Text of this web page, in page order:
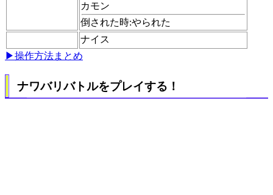
カモン
倒された時:やられた
ナイス
▶操作方法まとめ
ナワバリバトルをプレイする！